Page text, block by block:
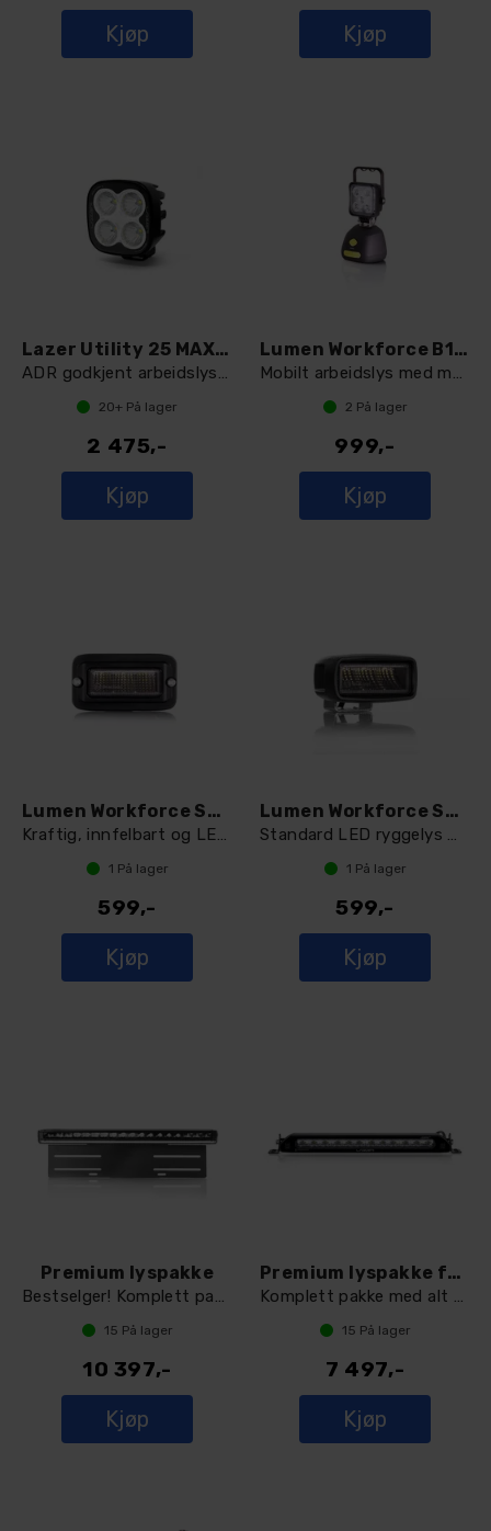
Kjøp Kjøp
Lazer Utility 25 MAXX LED arbeidslys
ADR godkjent arbeidslys - 4560 lumen
20+ På lager
2 475,-
Kjøp
Lumen Workforce B15 LED arbeidslys
Mobilt arbeidslys med magnetfeste
2 På lager
999,-
Kjøp
Lumen Workforce SL3 LED arbeidslys
Kraftig, innfelbart og LED ryggelys.
1 På lager
599,-
Kjøp
Lumen Workforce SL3 LED arbeidslys
Standard LED ryggelys med god spredning
1 På lager
599,-
Kjøp
Premium lyspakke
Bestselger! Komplett pakke! Lazer 18 NY
15 På lager
10 397,-
Kjøp
Premium lyspakke for mindre biler
Komplett pakke med alt du trenger
15 På lager
7 497,-
Kjøp